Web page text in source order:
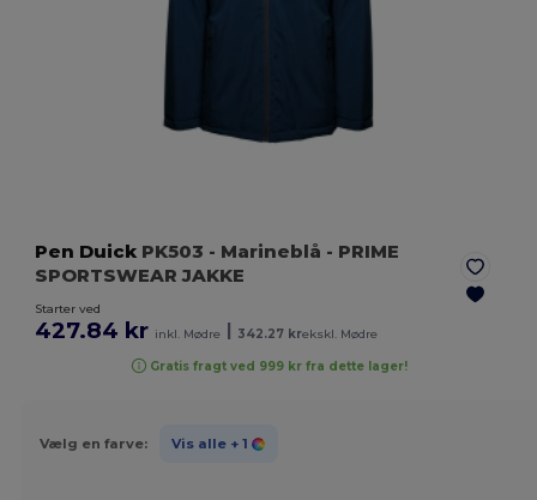
Pen Duick PK503 - Marineblå - PRIME
SPORTSWEAR JAKKE
Starter ved
427.84 kr inkl. Mødre 342.27 krekskl. Mødre
Gratis fragt ved 999 kr fra dette lager!
Vælg en farve: Vis alle + 1